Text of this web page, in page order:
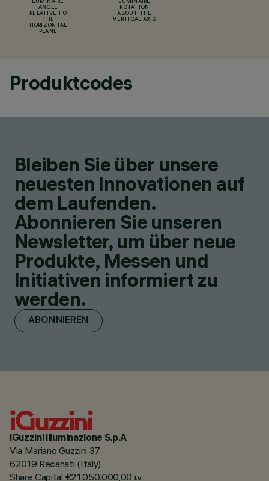
LUMINAIRE
ANGLE
RELATIVE TO
THE
HORIZONTAL
PLANE
LUMINAIRE
ROTATION
ABOUT THE
VERTICAL AXIS
Produktcodes
Bleiben Sie über unsere
neuesten Innovationen auf
dem Laufenden.
Abonnieren Sie unseren
Newsletter, um über neue
Produkte, Messen und
Initiativen informiert zu
werden.
ABONNIEREN
iGuzzini illuminazione S.p.A
Via Mariano Guzzini 37
62019 Recanati (Italy)
Share Capital €21.050.000,00 i.v.